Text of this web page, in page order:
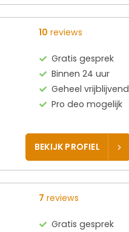
10 reviews
Gratis gesprek
Binnen 24 uur
Geheel vrijblijvend
Pro deo mogelijk
BEKIJK PROFIEL
7 reviews
Gratis gesprek